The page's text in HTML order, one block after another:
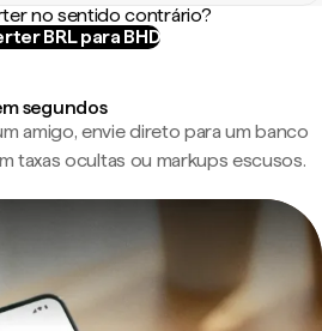
no sentido contrário?
BRL para BHD
segundos
amigo, envie direto para um banco
taxas ocultas ou markups escusos.